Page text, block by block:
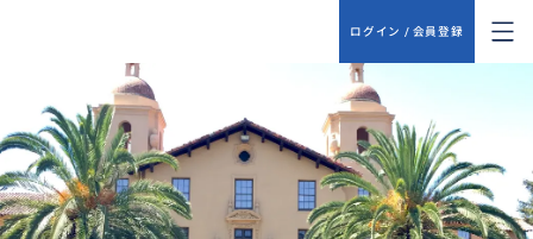
ログイン / 会員登録